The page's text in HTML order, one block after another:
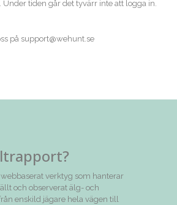
tiden går det tyvärr inte att logga in.
på support@wehunt.se
verktyg som hanterar
och observerat älg- och
enskild jägare hela vägen till